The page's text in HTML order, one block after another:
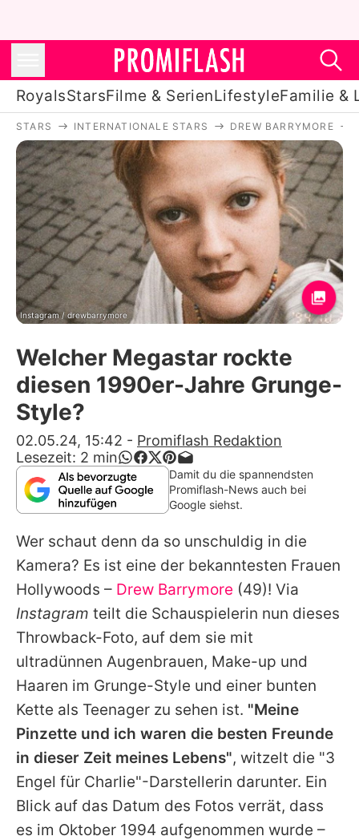
RoyalsStarsFilme & SerienLifestyleFamilie &
Royals
Stars
Filme & Serien
Lifestyle
Familie & Liebe
Promiflash Exklusiv
Alle Themen auf Promiflash
App runterladen
Team
Redaktionelle Richtlinien
Impressum
Datenschutzerklärung
Nutzungsbedingungen
Utiq verwalten
STARS INTERNATIONALE STARS DREW BARRYMORE
Instagram / drewbarrymore
Welcher Megastar rockte
diesen 1990er-Jahre Grunge-
Style?
02.05.24, 15:42 - Promiflash Redaktion
Lesezeit: 2 min
Damit du die spannendsten
Promiflash-News auch bei
Google siehst.
Wer schaut denn da so unschuldig in die
Kamera? Es ist eine der bekanntesten Frauen
Hollywoods – Drew Barrymore (49)! Via
Instagram teilt die Schauspielerin nun dieses
Throwback-Foto, auf dem sie mit
ultradünnen Augenbrauen, Make-up und
Haaren im Grunge-Style und einer bunten
Kette als Teenager zu sehen ist. "Meine
Pinzette und ich waren die besten Freunde
in dieser Zeit meines Lebens", witzelt die "3
Engel für Charlie"-Darstellerin darunter. Ein
Blick auf das Datum des Fotos verrät, dass
es im Oktober 1994 aufgenommen wurde –